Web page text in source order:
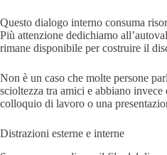
Questo dialogo interno consuma
Più attenzione dedichiamo
rimane disponibile per costruire il
Non è un caso che molte persone
scioltezza tra amici e abbiano
colloquio di lavoro o una
Distrazioni esterne e interne